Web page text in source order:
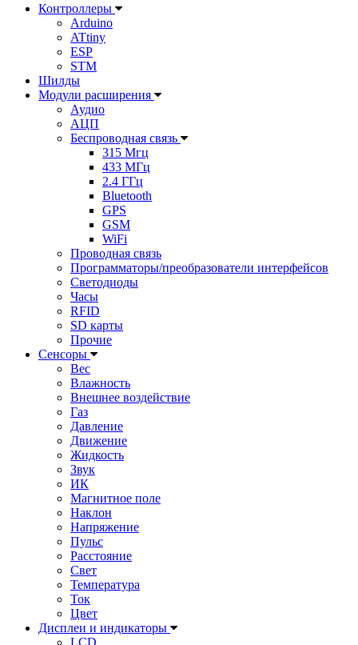
Контроллеры
Arduino
ATtiny
ESP
STM
Шилды
Модули расширения
Аудио
АЦП
Беспроводная связь
315 Мгц
433 МГц
2.4 ГГц
Bluetooth
GPS
GSM
WiFi
Проводная связь
Программаторы/преобразователи интерфейсов
Светодиоды
Часы
RFID
SD карты
Прочие
Сенсоры
Вес
Влажность
Внешнее воздействие
Газ
Давление
Движение
Жидкость
Звук
ИК
Магнитное поле
Наклон
Напряжение
Пульс
Расстояние
Свет
Температура
Ток
Цвет
Дисплеи и индикаторы
LCD